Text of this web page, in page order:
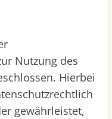
Nutzung des
Hierbei
gewährleistet,